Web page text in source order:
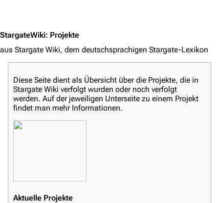
Überblick
Stargate SG-1
Stargate Universe
Stargate Origins
Stargate Infinity
Themenportal
StargateWiki: Projekte
aus Stargate Wiki, dem deutschsprachigen Stargate-Lexikon
Diese Seite dient als Übersicht über die Projekte, die in
Stargate Wiki verfolgt wurden oder noch verfolgt
werden. Auf der jeweiligen Unterseite zu einem Projekt
findet man mehr Informationen.
Aktuelle Projekte